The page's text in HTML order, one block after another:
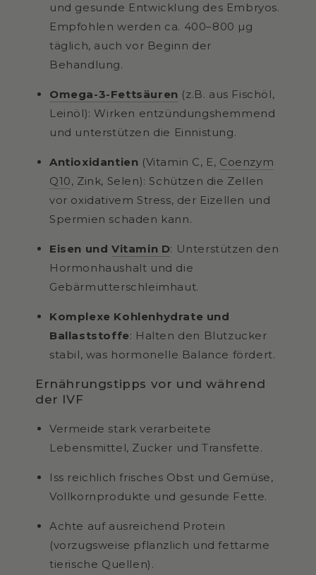
und gesunde Entwicklung des Embryos.
Empfohlen werden ca. 400–800 µg
täglich, auch vor Beginn der
Behandlung.
Omega-3-Fettsäuren (z.B. aus Fischöl,
Leinöl): Wirken entzündungshemmend
und unterstützen die Einnistung.
Antioxidantien (Vitamin C, E, Coenzym
Q10, Zink, Selen): Schützen die Zellen
vor oxidativem Stress, der Eizellen und
Spermien schaden kann.
Eisen und Vitamin D: Unterstützen den
Hormonhaushalt und die
Gebärmutterschleimhaut.
Komplexe Kohlenhydrate und
Ballaststoffe: Halten den Blutzucker
stabil, was hormonelle Balance fördert.
Ernährungstipps vor und während
der IVF
Vermeide stark verarbeitete
Lebensmittel, Zucker und Transfette.
Iss reichlich frisches Obst und Gemüse,
Vollkornprodukte und gesunde Fette.
Achte auf ausreichend Protein
(vorzugsweise pflanzlich und fettarme
tierische Quellen).